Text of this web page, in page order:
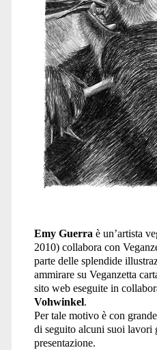
Emy Guerra è un’artista
2010) collabora con
parte delle splendide
ammirare su Veganzetta
sito web eseguite in
Vohwinkel.
Per tale motivo è con
di seguito alcuni suoi lavori
presentazione.